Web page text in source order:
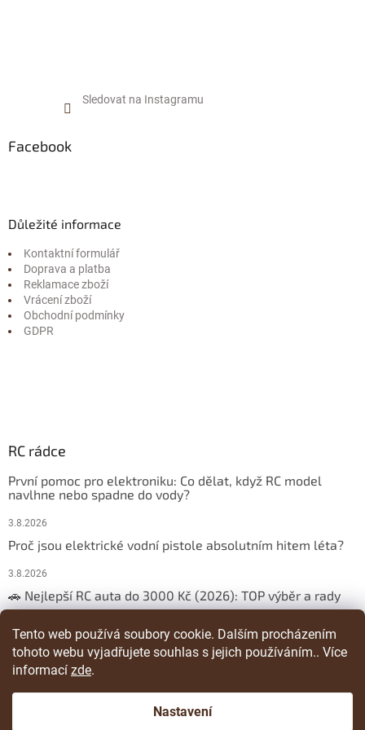
Tento web používá soubory cookie. Dalším procházením
tohoto webu vyjadřujete souhlas s jejich používáním.. Více
informací zde.
Nastavení
Sledovat na Instagramu
Facebook
Důležité informace
Kontaktní formulář
Doprava a platba
Reklamace zboží
Vrácení zboží
Obchodní podmínky
GDPR
RC rádce
První pomoc pro elektroniku: Co dělat, když RC model
navlhne nebo spadne do vody?
3.8.2026
Proč jsou elektrické vodní pistole absolutním hitem léta?
3.8.2026
🚗 Nejlepší RC auta do 3000 Kč (2026): TOP výběr a rady
ARCHIV
Vytvořil Shoptet